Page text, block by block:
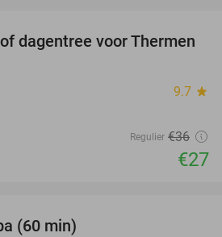
25%
dagentree voor Thermen
9.7 star
Regulier €36
€27
(60 min)